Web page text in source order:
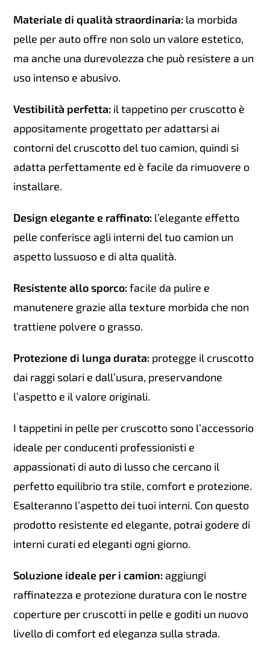
Materiale di qualità straordinaria: la morbida
pelle per auto offre non solo un valore estetico,
ma anche una durevolezza che può resistere a un
uso intenso e abusivo.
Vestibilità perfetta: il tappetino per cruscotto è
appositamente progettato per adattarsi ai
contorni del cruscotto del tuo camion, quindi si
adatta perfettamente ed è facile da rimuovere o
installare.
Design elegante e raffinato: l’elegante effetto
pelle conferisce agli interni del tuo camion un
aspetto lussuoso e di alta qualità.
Resistente allo sporco:facile da pulire e
manutenere grazie alla texture morbida che non
trattiene polvere o grasso.
Protezione di lunga durata: protegge il cruscotto
dai raggi solari e dall’usura, preservandone
l’aspetto e il valore originali.
I tappetini in pelle per cruscotto sono l’accessorio
ideale per conducenti professionisti e
appassionati di auto di lusso che cercano il
perfetto equilibrio tra stile, comfort e protezione.
Esalteranno l’aspetto dei tuoi interni. Con questo
prodotto resistente ed elegante, potrai godere di
interni curati ed eleganti ogni giorno.
Soluzione ideale per i camion: aggiungi
raffinatezza e protezione duratura con le nostre
coperture per cruscotti in pelle e goditi un nuovo
livello di comfort ed eleganza sulla strada.